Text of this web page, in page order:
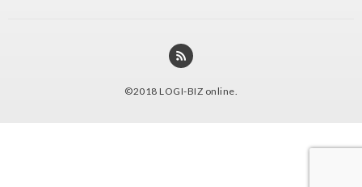
©2018 LOGI-BIZ online.